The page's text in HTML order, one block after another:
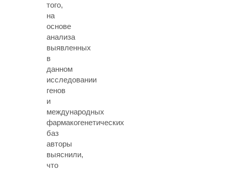
того,
на
основе
анализа
выявленных
в
данном
исследовании
генов
и
международных
фармакогенетических
баз
авторы
выяснили,
что